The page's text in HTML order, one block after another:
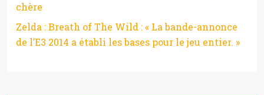
chère
Zelda : Breath of The Wild : « La bande-annonce
de l’E3 2014 a établi les bases pour le jeu entier. »